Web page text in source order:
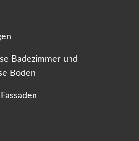
Badezimmer und
Böden